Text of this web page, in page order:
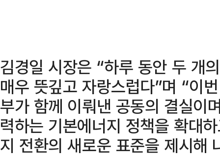
김경일 시장은 “하루 동안 두 개
매우 뜻깊고 자랑스럽다”며 “이
부가 함께 이뤄낸 공동의 결실이
력하는 기본에너지 정책을 확대
지 전환의 새로운 표준을 제시해